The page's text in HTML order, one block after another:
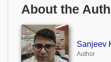
About the
Sanjeev
Author